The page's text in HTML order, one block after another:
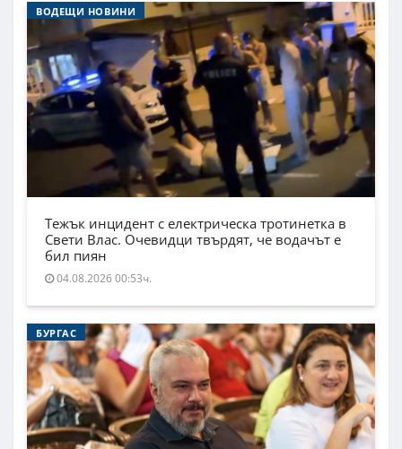
ВОДЕЩИ НОВИНИ
Тежък инцидент с електрическа тротинетка в
Свети Влас. Очевидци твърдят, че водачът е
бил пиян
04.08.2026 00:53ч.
БУРГАС